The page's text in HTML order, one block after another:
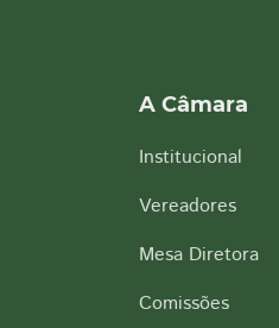
A Câmara
Institucional
Vereadores
Mesa Diretora
Comissões